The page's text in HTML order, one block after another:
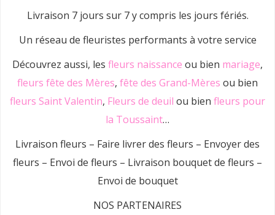
Livraison 7 jours sur 7 y compris les jours fériés.
Un réseau de fleuristes performants à votre service
Découvrez aussi, les fleurs naissance ou bien mariage,
fleurs fête des Mères, fête des Grand-Mères ou bien
fleurs Saint Valentin, Fleurs de deuil ou bien fleurs pour
la Toussaint…
Livraison fleurs – Faire livrer des fleurs – Envoyer des
fleurs – Envoi de fleurs – Livraison bouquet de fleurs –
Envoi de bouquet
NOS PARTENAIRES